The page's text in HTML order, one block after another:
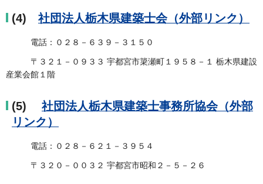
(4) 社団法人栃木県建築士会（外部リンク）
電話：０２８－６３９－３１５０
〒３２１－０９３３ 宇都宮市簗瀬町１９５８－１ 栃木県建設
産業会館１階
(5) 社団法人栃木県建築士事務所協会（外部
リンク）
電話：０２８－６２１－３９５４
〒３２０－００３２ 宇都宮市昭和２－５－２６